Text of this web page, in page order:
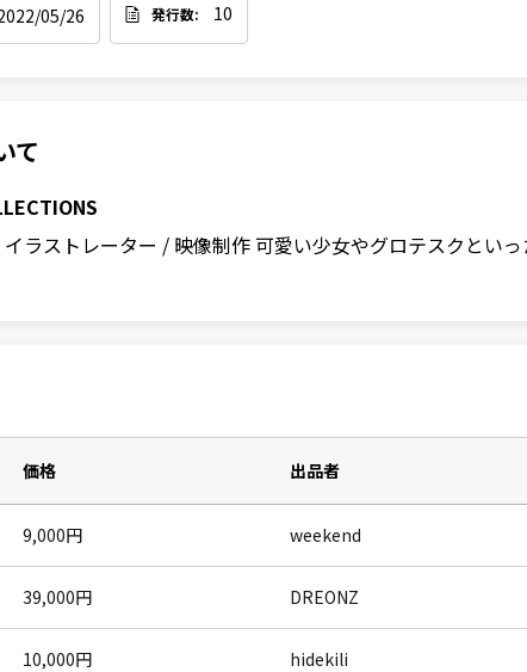
05/26 発行数: 10
て
ラストレーター / 映像制作 可愛い少女やグロテスクとい
価格 出品者
9,000円 weekend
39,000円 DREONZ
10,000円 hidekili